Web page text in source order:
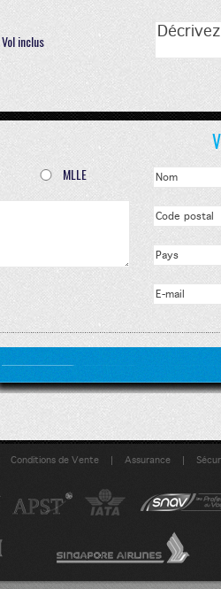
Vol inclus
MLLE
Conditions de Vente | Assurance |